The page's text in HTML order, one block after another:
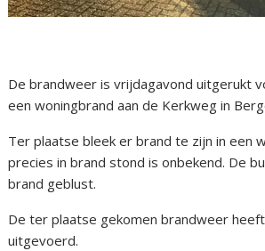
De brandweer is vrijdagavond uitgerukt
een woningbrand aan de Kerkweg in
Ter plaatse bleek er brand te zijn in een
precies in brand stond is onbekend. De
brand geblust.
De ter plaatse gekomen brandweer
uitgevoerd.